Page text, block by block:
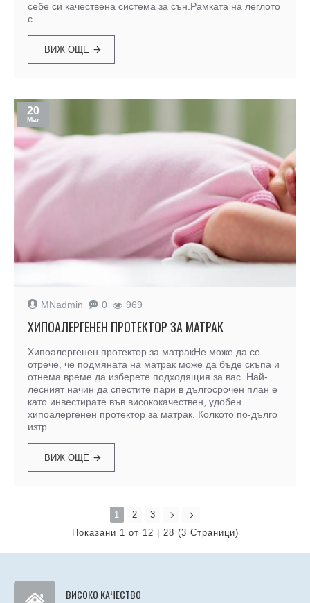
себе си качествена система за сън.Рамката на леглото
с..
ВИЖ ОЩЕ
20
Mar
MNadmin 0 969
XИПОАЛЕРГЕНЕН ПРОТЕКТОР ЗА МАТРАК
Xипоалергенен протектор за матракНе може да се
отрече, че подмяната на матрак може да бъде скъпа и
отнема време да изберете подходящия за вас. Най-
лесният начин да спестите пари в дългосрочен план е
като инвестирате във висококачествен, удобен
хипоалергенен протектор за матрак. Колкото по-дълго
изтр..
ВИЖ ОЩЕ
1 2
3
Показани 1 от 12 | 28 (3 Страници)
ВИСОКО КАЧЕСТВО